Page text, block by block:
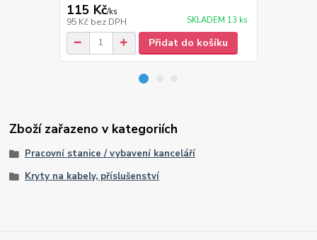
115 Kč/ks
95 Kč bez DPH SKLADEM 13 ks
Přidat do košíku
Zboží zařazeno v kategoriích
Pracovní stanice / vybavení kanceláří
Kryty na kabely, příslušenství